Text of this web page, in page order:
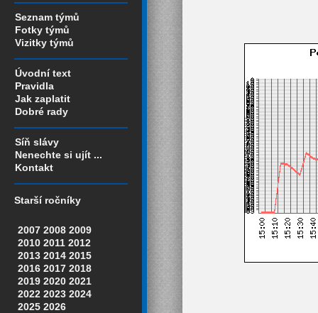
Seznam týmů
Fotky týmů
Vizitky týmů
Úvodní text
Pravidla
Jak zaplatit
Dobré rady
Síň slávy
Nenechte si ujít ...
Kontakt
Starší ročníky
2007 2008 2009
2010 2011 2012
2013 2014 2015
2016 2017 2018
2019 2020 2021
2022 2023 2024
2025 2026